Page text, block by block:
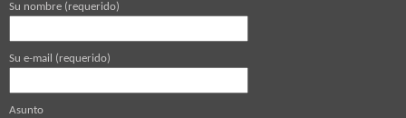
Su nombre (requerido)
Su e-mail (requerido)
Asunto